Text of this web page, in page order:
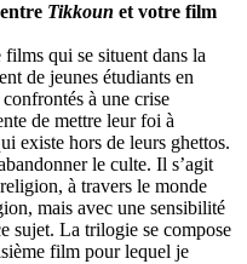
Tikkoun et votre film
qui se situent dans la
de jeunes étudiants en
à une crise
de mettre leur foi à
existe hors de leurs ghettos.
le culte. Il sʼagit
à travers le monde
mais avec une sensibilité
sujet. La trilogie se compose
film pour lequel je